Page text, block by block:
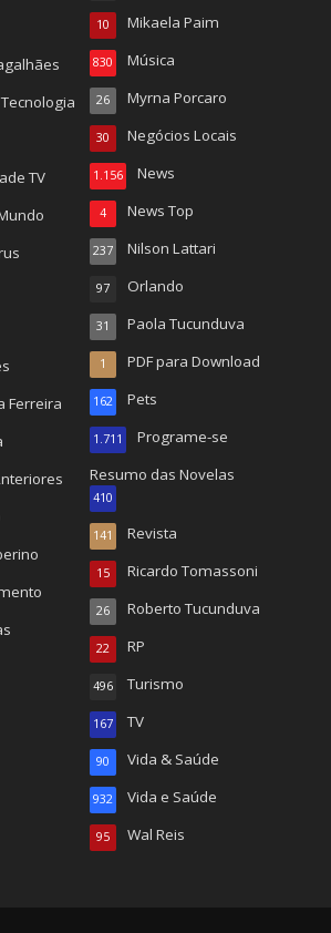
TV
Ferreira
Mikaela Paim
10
Música
830
Myrna Porcaro
26
Negócios Locais
30
News
1.156
News Top
4
Nilson Lattari
237
Orlando
97
Paola Tucunduva
31
PDF para Download
1
Pets
162
Programe-se
1.711
Resumo das Novelas
410
Revista
141
Ricardo Tomassoni
15
Roberto Tucunduva
26
RP
22
Turismo
496
TV
167
Vida & Saúde
90
Vida e Saúde
932
Wal Reis
95